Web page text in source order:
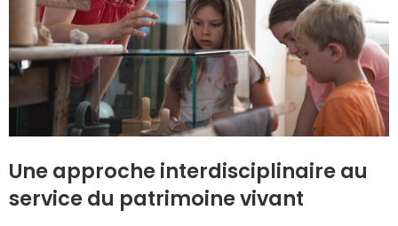
Une approche interdisciplinaire au
service du patrimoine vivant